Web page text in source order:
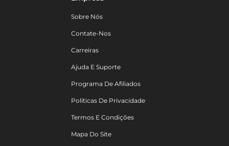
Sobre Nós
Contate-Nos
Carreiras
Ajuda E Suporte
Programa De Afiliados
Políticas De Privacidade
Termos E Condições
Mapa Do Site